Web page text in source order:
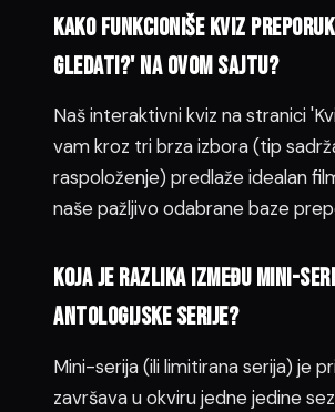
Kako funkcioniše kviz
gledati?' na ovom sajtu?
Naš interaktivni kviz na stranici
vam kroz tri brza izbora (tip
raspoloženje) predlaže idealan
naše pažljivo odabrane baze
Koja je razlika između mini-
antologijske serije?
Mini-serija (ili limitirana serija) je
završava u okviru jedne jedine